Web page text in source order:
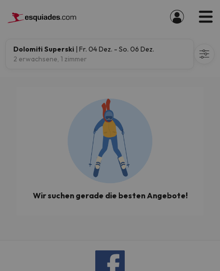
Dolomiti Superski | Fr. 04 Dez. - So. 06 Dez.
2 erwachsene, 1 zimmer
Wir suchen gerade die besten Angebote!